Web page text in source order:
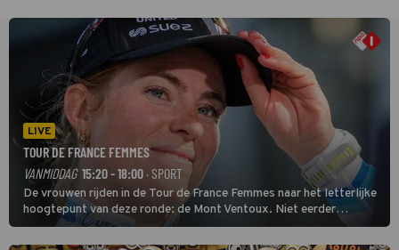
LIVE
TOUR DE FRANCE FEMMES
VANMIDDAG 15:20 - 18:00 · SPORT
De vrouwen rijden in de Tour de France Femmes naar het letterlijke
hoogtepunt van deze ronde: de Mont Ventoux. Niet eerder
finishten de vrouwen voor deze koers op deze kale col uit de
buitencategorie. De aanloop naar de slotklim is vlak.